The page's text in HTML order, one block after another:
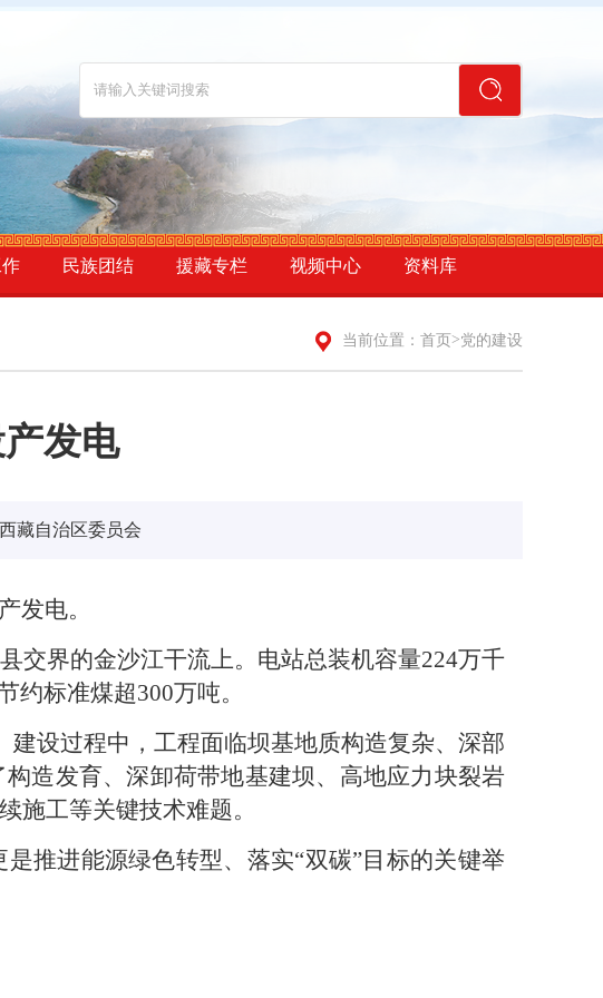
民族团结 援藏专栏 视频中心 资料库
当前位置： 首页 >党的建设
发电
藏自治区委员会
发电。
交界的金沙江干流上。电站总装机容量224万千
标准煤超300万吨。
设过程中，工程面临坝基地质构造复杂、深部
造发育、深卸荷带地基建坝、高地应力块裂岩
施工等关键技术难题。
推进能源绿色转型、落实“双碳”目标的关键举